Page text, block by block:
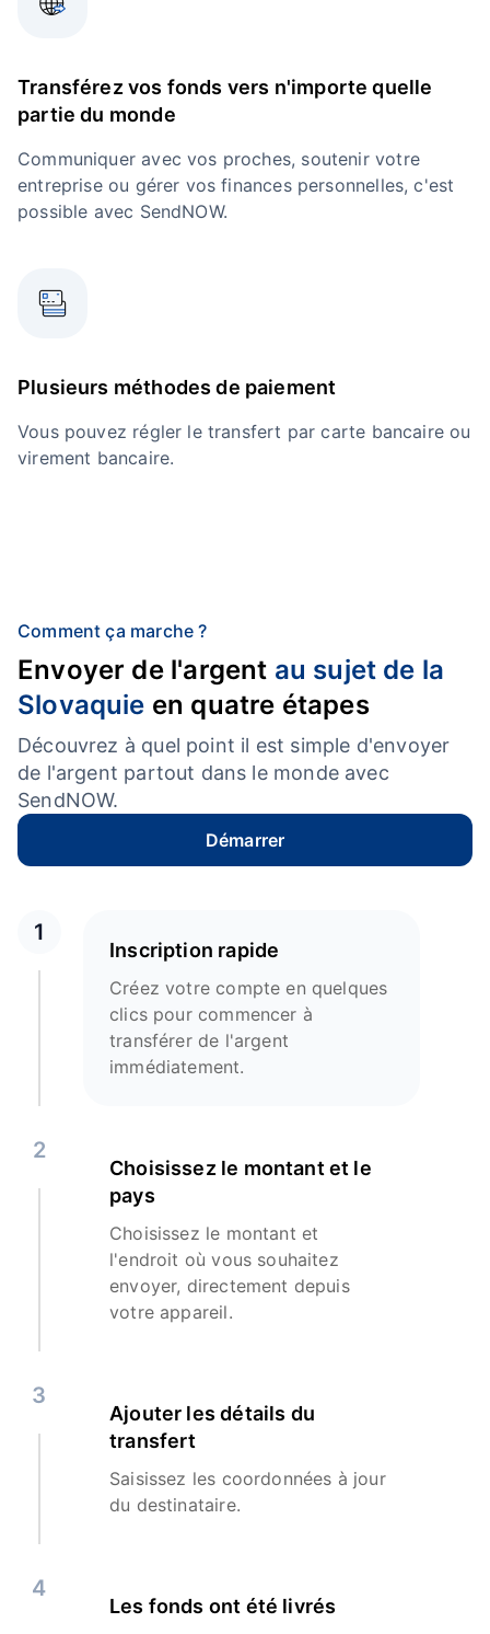
Transférez vos fonds vers n'importe quelle
partie du monde
Communiquer avec vos proches, soutenir votre
entreprise ou gérer vos finances personnelles, c'est
possible avec SendNOW.
Plusieurs méthodes de paiement
Vous pouvez régler le transfert par carte bancaire ou
virement bancaire.
Comment ça marche ?
Envoyer de l'argent au sujet de la
Slovaquie en quatre étapes
Découvrez à quel point il est simple d'envoyer
de l'argent partout dans le monde avec
SendNOW.
Démarrer
1
Inscription rapide
Créez votre compte en quelques
clics pour commencer à
transférer de l'argent
immédiatement.
2
Choisissez le montant et le
pays
Choisissez le montant et
l'endroit où vous souhaitez
envoyer, directement depuis
votre appareil.
3
Ajouter les détails du
transfert
Saisissez les coordonnées à jour
du destinataire.
4
Les fonds ont été livrés